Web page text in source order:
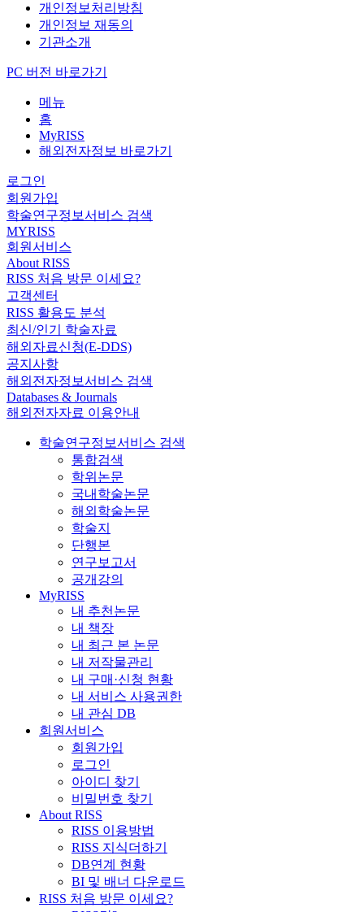
개인정보처리방침
개인정보 재동의
기관소개
PC 버전 바로가기
메뉴
홈
MyRISS
해외전자정보 바로가기
로그인
회원가입
학술연구정보서비스 검색
MYRISS
회원서비스
About RISS
RISS 처음 방문 이세요?
고객센터
RISS 활용도 분석
최신/인기 학술자료
해외자료신청(E-DDS)
공지사항
해외전자정보서비스 검색
Databases & Journals
해외전자자료 이용안내
학술연구정보서비스 검색
통합검색
학위논문
국내학술논문
해외학술논문
학술지
단행본
연구보고서
공개강의
MyRISS
내 추천논문
내 책장
내 최근 본 논문
내 저작물관리
내 구매·신청 현황
내 서비스 사용권한
내 관심 DB
회원서비스
회원가입
로그인
아이디 찾기
비밀번호 찾기
About RISS
RISS 이용방법
RISS 지식더하기
DB연계 현황
BI 및 배너 다운로드
RISS 처음 방문 이세요?